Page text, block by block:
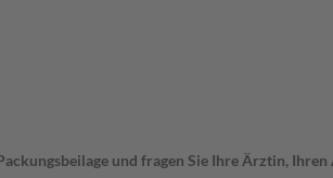
und fragen Sie Ihre Ärztin,